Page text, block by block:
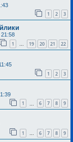
1 2 3
1 … 19 20 21 22
1 2 3
1 6 7 8 9
1 … 6 7 8 9